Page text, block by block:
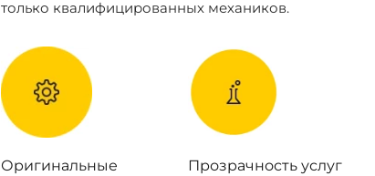
только квалифицированных механиков.
Оригинальные
Прозрачность услуг